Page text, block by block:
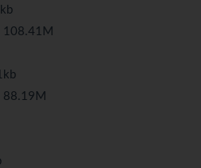
108.41M
88.19M